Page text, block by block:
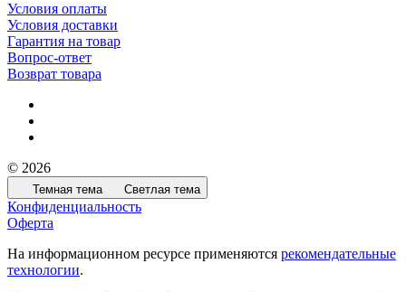
Условия оплаты
Условия доставки
Гарантия на товар
Вопрос-ответ
Возврат товара
© 2026
Темная тема Светлая тема
Конфиденциальность
Оферта
На информационном ресурсе применяются рекомендательные
технологии.